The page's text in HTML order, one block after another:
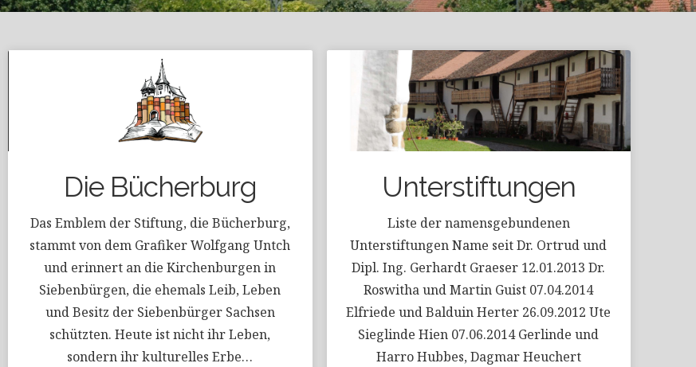
Die Bücherburg
Das Emblem der Stiftung, die Bücherburg,
stammt von dem Grafiker Wolfgang Untch
und erinnert an die Kirchenburgen in
Siebenbürgen, die ehemals Leib, Leben
und Besitz der Siebenbürger Sachsen
schützten. Heute ist nicht ihr Leben,
sondern ihr kulturelles Erbe…
Unterstiftungen
Liste der namensgebundenen
Unterstiftungen Name seit Dr. Ortrud und
Dipl. Ing. Gerhardt Graeser 12.01.2013 Dr.
Roswitha und Martin Guist 07.04.2014
Elfriede und Balduin Herter 26.09.2012 Ute
Sieglinde Hien 07.06.2014 Gerlinde und
Harro Hubbes, Dagmar Heuchert